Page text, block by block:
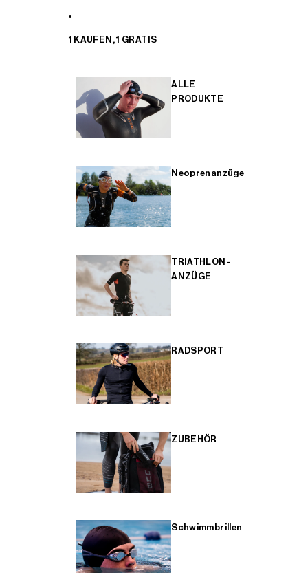
1 KAUFEN, 1 GRATIS
ALLE
PRODUKTE
Neoprenanzüge
TRIATHLON-
ANZÜGE
RADSPORT
ZUBEHÖR
Schwimmbrillen